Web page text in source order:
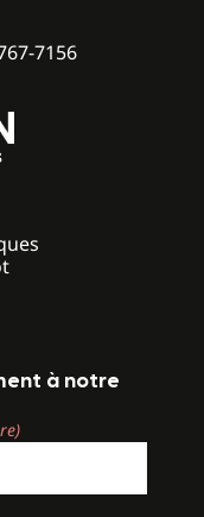
7156
à notre